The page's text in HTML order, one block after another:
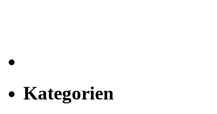
Kategorien